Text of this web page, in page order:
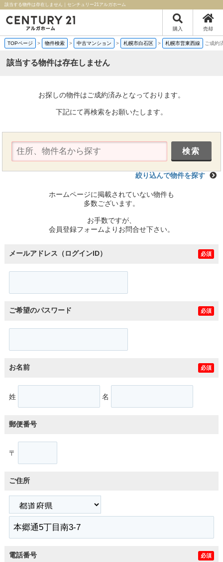
該当する物件は存在しません｜センチュリー21アルガホーム
購入 売却
TOPページ > 物件検索 > 中古マンション > 札幌市白石区 > 札幌市営東西線 ご成約
該当する物件は存在しません
お探しの物件はご成約済みとなっております。
下記にて再検索をお願いたします。
絞り込んで物件を探す
ホームページに掲載されていない物件も
多数ございます。
お手数ですが、
会員登録フォームよりお問合せ下さい。
メールアドレス（ログインID） 必須
ご希望のパスワード 必須
お名前 必須
姓 名
郵便番号
〒
ご住所
電話番号 必須